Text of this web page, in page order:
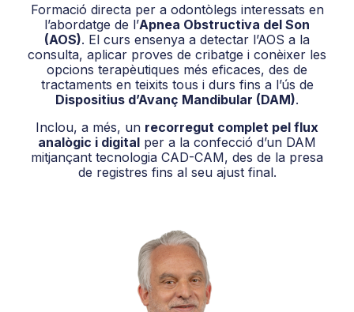
Formació directa per a odontòlegs interessats en
l’abordatge de l’Apnea Obstructiva del Son
(AOS). El curs ensenya a detectar l’AOS a la
consulta, aplicar proves de cribatge i conèixer les
opcions terapèutiques més eficaces, des de
tractaments en teixits tous i durs fins a l’ús de
Dispositius d’Avanç Mandibular (DAM).
Inclou, a més, un recorregut complet pel flux
analògic i digital per a la confecció d’un DAM
mitjançant tecnologia CAD-CAM, des de la presa
de registres fins al seu ajust final.